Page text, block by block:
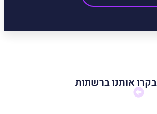
בקרו אותנו ברשתות